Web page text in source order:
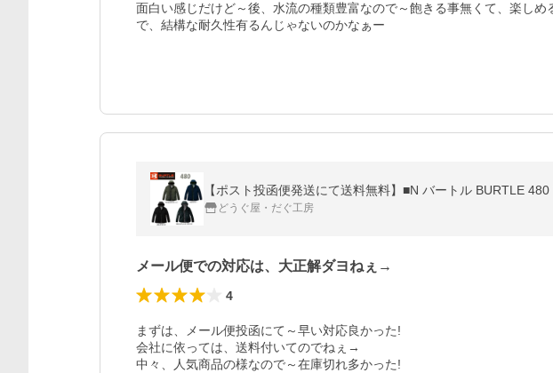
面白い感じだけど～後、水流の種類豊富なので～飽きる事無くて、楽し
で、結構な耐久性有るんじゃないのかなぁー
【ポスト投函便発送にて送料無料】■N バートル BURTLE
どうぐ屋・だぐ工房
メール便での対応は、大正解ダヨねぇ→
4
まずは、メール便投函にて～早い対応良かった!
会社に依っては、送料付いてのでねぇ→
中々、人気商品の様なので～在庫切れ多かった!